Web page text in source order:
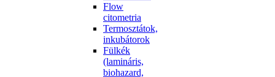
Flow
citometria
Termosztátok,
inkubátorok
Fülkék
(lamináris,
biohazard,